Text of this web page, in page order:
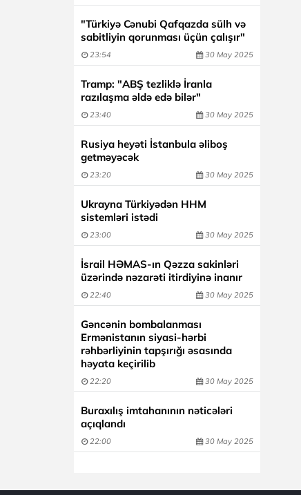
"Türkiyə Cənubi Qafqazda sülh və
sabitliyin qorunması üçün çalışır"
23:54 30 May 2025
Tramp: "ABŞ tezliklə İranla
razılaşma əldə edə bilər"
23:40 30 May 2025
Rusiya heyəti İstanbula əliboş
getməyəcək
23:20 30 May 2025
Ukrayna Türkiyədən HHM
sistemləri istədi
23:00 30 May 2025
İsrail HƏMAS-ın Qəzza sakinləri
üzərində nəzarəti itirdiyinə inanır
22:40 30 May 2025
Gəncənin bombalanması
Ermənistanın siyasi-hərbi
rəhbərliyinin tapşırığı əsasında
həyata keçirilib
22:20 30 May 2025
Buraxılış imtahanının nəticələri
açıqlandı
22:00 30 May 2025